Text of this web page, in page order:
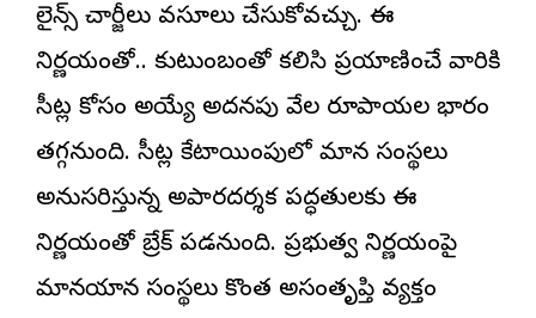
లైన్స్ చార్జీలు వసూలు చేసుకోవచ్చు. ఈ
నిర్ణయంతో.. కుటుంబంతో కలిసి ప్రయాణించే వారికి
సీట్ల కోసం అయ్యే అదనపు వేల రూపాయల భారం
తగ్గనుంది. సీట్ల కేటాయింపులో విమాన సంస్థలు
అనుసరిస్తున్న అపారదర్శక పద్ధతులకు ఈ
నిర్ణయంతో బ్రేక్ పడనుంది. ప్రభుత్వ నిర్ణయంపై
విమానయాన సంస్థలు కొంత అసంతృప్తి వ్యక్తం